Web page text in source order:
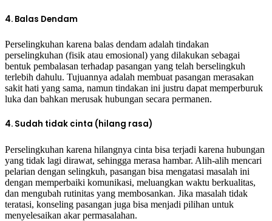
4. Balas Dendam
Perselingkuhan karena balas dendam adalah tindakan
perselingkuhan (fisik atau emosional) yang dilakukan sebagai
bentuk pembalasan terhadap pasangan yang telah berselingkuh
terlebih dahulu. Tujuannya adalah membuat pasangan merasakan
sakit hati yang sama, namun tindakan ini justru dapat memperburuk
luka dan bahkan merusak hubungan secara permanen.
4. Sudah tidak cinta (hilang rasa)
Perselingkuhan karena hilangnya cinta bisa terjadi karena hubungan
yang tidak lagi dirawat, sehingga merasa hambar. Alih-alih mencari
pelarian dengan selingkuh, pasangan bisa mengatasi masalah ini
dengan memperbaiki komunikasi, meluangkan waktu berkualitas,
dan mengubah rutinitas yang membosankan. Jika masalah tidak
teratasi, konseling pasangan juga bisa menjadi pilihan untuk
menyelesaikan akar permasalahan.